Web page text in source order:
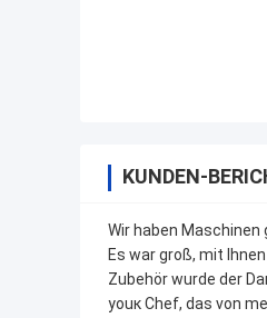
KUNDEN-
Wir haben
Es war groß, mit
Zubehör wurde der
youк Chef, das von